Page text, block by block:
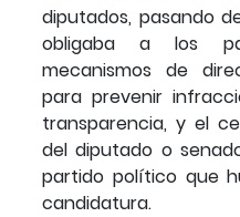
diputados, pasando
obligaba a los
mecanismos de
para prevenir
transparencia, y el
del diputado o
partido político que
candidatura.